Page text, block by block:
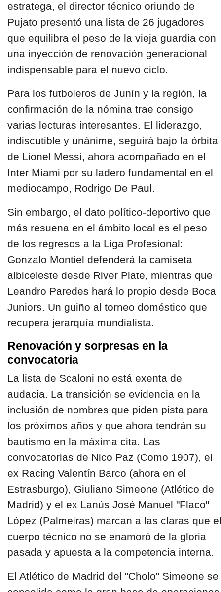
estratega, el director técnico oriundo de
Pujato presentó una lista de 26 jugadores
que equilibra el peso de la vieja guardia con
una inyección de renovación generacional
indispensable para el nuevo ciclo.
Para los futboleros de Junín y la región, la
confirmación de la nómina trae consigo
varias lecturas interesantes. El liderazgo,
indiscutible y unánime, seguirá bajo la órbita
de Lionel Messi, ahora acompañado en el
Inter Miami por su ladero fundamental en el
mediocampo, Rodrigo De Paul.
Sin embargo, el dato político-deportivo que
más resuena en el ámbito local es el peso
de los regresos a la Liga Profesional:
Gonzalo Montiel defenderá la camiseta
albiceleste desde River Plate, mientras que
Leandro Paredes hará lo propio desde Boca
Juniors. Un guiño al torneo doméstico que
recupera jerarquía mundialista.
Renovación y sorpresas en la
convocatoria
La lista de Scaloni no está exenta de
audacia. La transición se evidencia en la
inclusión de nombres que piden pista para
los próximos años y que ahora tendrán su
bautismo en la máxima cita. Las
convocatorias de Nico Paz (Como 1907), el
ex Racing Valentín Barco (ahora en el
Estrasburgo), Giuliano Simeone (Atlético de
Madrid) y el ex Lanús José Manuel "Flaco"
López (Palmeiras) marcan a las claras que el
cuerpo técnico no se enamoró de la gloria
pasada y apuesta a la competencia interna.
El Atlético de Madrid del "Cholo" Simeone se